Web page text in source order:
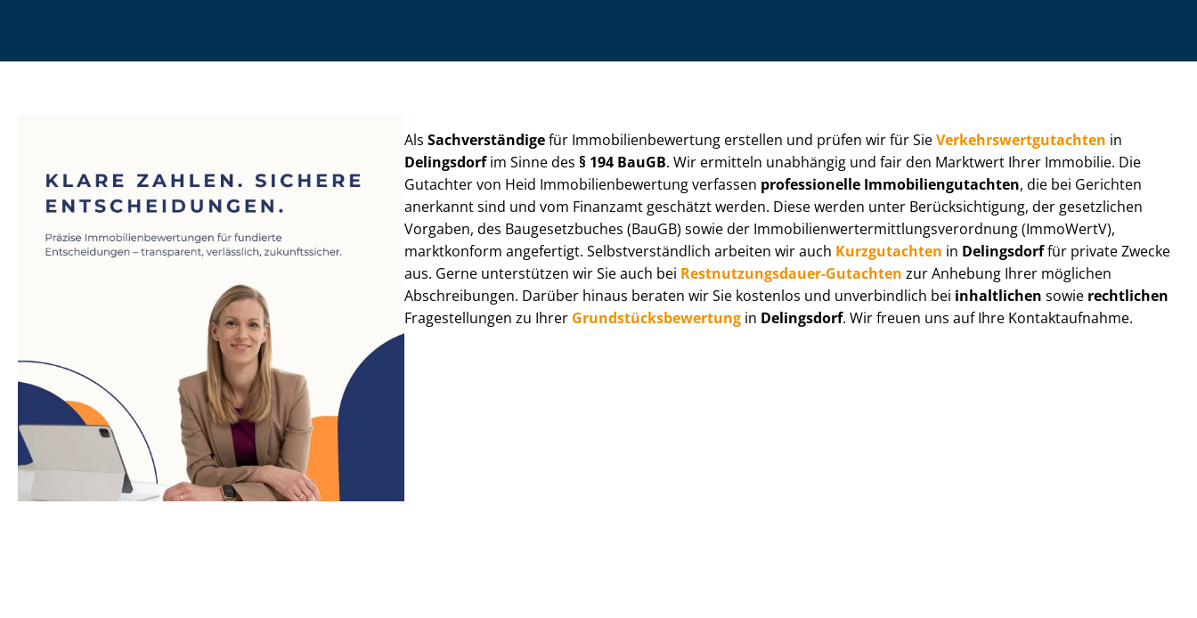
AlsSachverständigefür Im­mo­bi­li­en­be­wer­tung erstellen und prüfen wir für SieVer­kehrs­wert­gut­ach­ten in
Delingsdorfim Sinne des§ 194 BauGB. Wir ermitteln unabhängig und fair den Marktwert Ihrer Immobilie. Die
Gutachter von Heid Im­mo­bi­li­en­be­wer­tung verfassen professionelle Im­mo­bi­li­en­gut­ach­ten, die bei Gerichten
anerkannt sind und vom Finanzamt geschätzt werden. Diese werden unter Be­rück­sich­ti­gung, der gesetzlichen
Vorgaben, des Baugesetzbuches (BauGB) sowie der Im­mo­bi­li­en­wert­ermitt­lungs­ver­ord­nung (ImmoWertV),
marktkonform angefertigt. Selbst­ver­ständ­lich arbeiten wir auch Kurzgutachten in Delingsdorffür private Zwecke
aus. Gerne unterstützen wir Sie auch bei Rest­nut­zungs­dau­er-Gutachten zur Anhebung Ihrer möglichen
Abschreibungen. Darüber hinaus beraten wir Sie kostenlos und unverbindlich bei inhaltlichen sowie rechtlichen
Fragestellungen zu Ihrer Grund­stücks­be­wer­tung in Delingsdorf. Wir freuen uns auf Ihre Kontaktaufnahme.